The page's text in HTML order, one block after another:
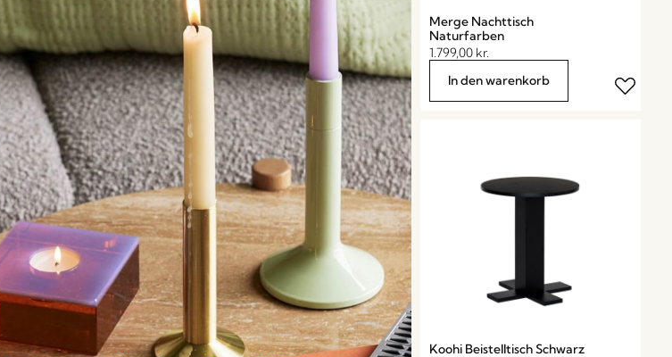
Merge Nachttisch
Naturfarben
1.799,00 kr.
In den warenkorb
Koohi Beistelltisch Schwarz